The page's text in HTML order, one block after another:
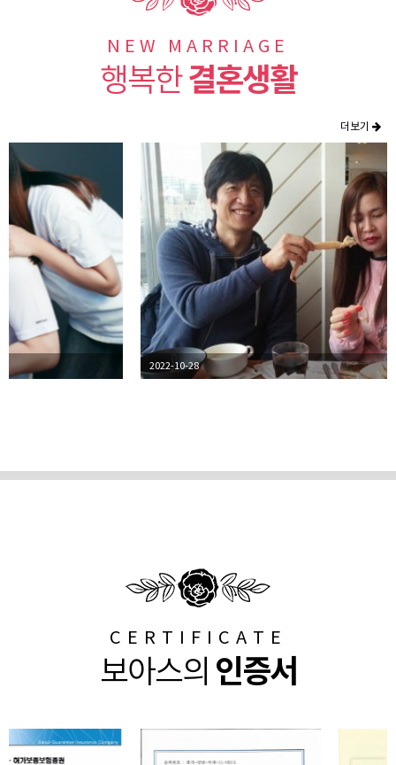
NEW MARRIAGE
행복한결혼생활
더보기
2026-07-20
CERTIFICATE
보아스의 인증서